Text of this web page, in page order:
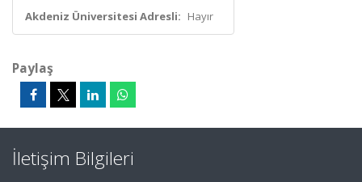
Akdeniz Üniversitesi Adresli: Hayır
Paylaş
İletişim Bilgileri